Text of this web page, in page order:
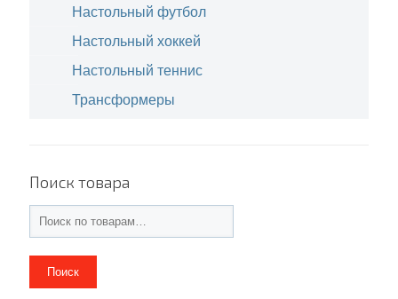
Настольный футбол
Настольный хоккей
Настольный теннис
Трансформеры
Поиск товара
Поиск